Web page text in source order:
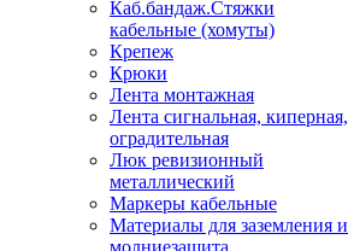
Каб.бандаж.Стяжки
кабельные (хомуты)
Крепеж
Крюки
Лента монтажная
Лента сигнальная, киперная,
оградительная
Люк ревизионный
металлический
Маркеры кабельные
Материалы для заземления и